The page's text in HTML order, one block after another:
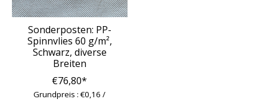
Sonderposten: PP-
Spinnvlies 60 g/m²,
Schwarz, diverse
Breiten
€76,80*
Grundpreis : €0,16 /